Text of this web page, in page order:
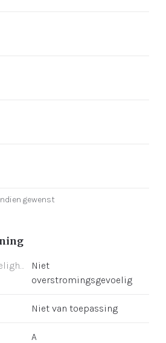
gewenst
Niet
overstromingsgevoelig
Niet van toepassing
A